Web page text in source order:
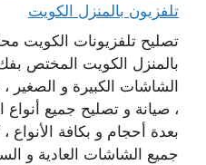
تلفزيون بالمنزل الكويت
تصليح تلفزيونات الكويت
بالمنزل الكويت المختص
الشاشات الكبيرة و الصغير
، صيانة و تصليح جميع أنواع
بعدة أحجام و بكافة الأنواع
جميع الشاشات العادية و